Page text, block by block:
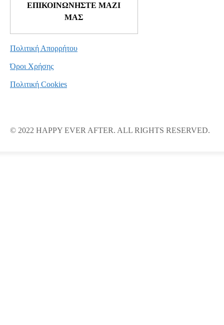
ΕΠΙΚΟΙΝΩΝΗΣΤΕ ΜΑΖΙ
ΜΑΣ
Πολιτική Απορρήτου
Όροι Χρήσης
Πολιτική Cookies
© 2022 HAPPY EVER AFTER. ALL RIGHTS RESERVED.